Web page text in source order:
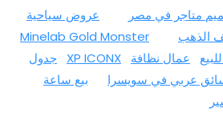
متاجر في مصر
عروض سياحية
الذهب
Minelab Gold Monster
عمال نظافة XP ICONX
جدول
عربي في سويسرا
بيع ساعة